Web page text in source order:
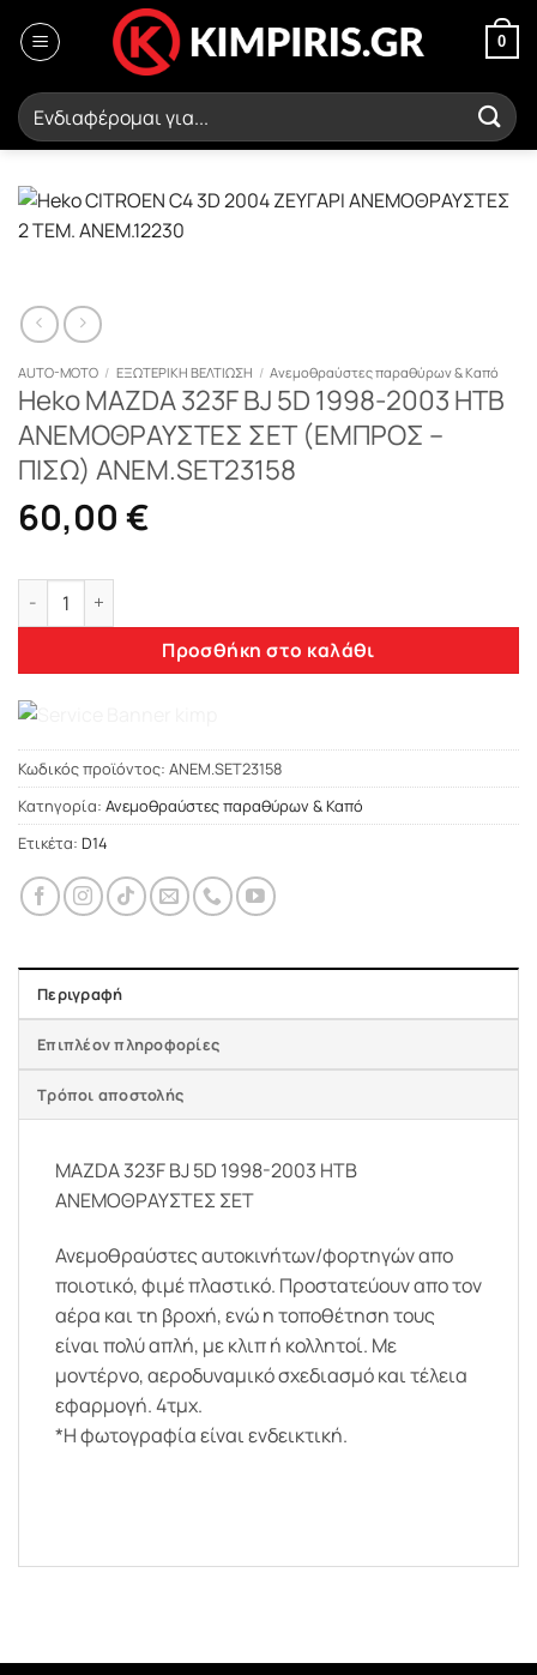
στο
0
Αναζήτηση
για:
AUTO-MOTO / ΕΞΩΤΕΡΙΚΗ ΒΕΛΤΙΩΣΗ / Ανεμοθραύστες παραθύρων & Καπό
Heko MAZDA 323F BJ 5D 1998-2003 HTB
ΑΝΕΜΟΘΡΑΥΣΤΕΣ ΣΕΤ (ΕΜΠΡΟΣ –
ΠΙΣΩ) ΑΝΕΜ.SET23158
60,00 €
Heko MAZDA 323F BJ 5D 1998-2003 HTB ΑΝΕΜΟΘΡΑΥΣΤΕΣ
Προσθήκη στο καλάθι
Κωδικός προϊόντος: ΑΝΕΜ.SET23158
Κατηγορία: Ανεμοθραύστες παραθύρων & Καπό
Ετικέτα: D14
Περιγραφή
Επιπλέον πληροφορίες
Τρόποι αποστολής
MAZDA 323F BJ 5D 1998-2003 HTB
ΑΝΕΜΟΘΡΑΥΣΤΕΣ ΣΕΤ
Ανεμοθραύστες αυτοκινήτων/φορτηγών απο
ποιοτικό, φιμέ πλαστικό. Προστατεύουν απο τον
αέρα και τη βροχή, ενώ η τοποθέτηση τους
είναι πολύ απλή, με κλιπ ή κολλητοί. Με
μοντέρνο, αεροδυναμικό σχεδιασμό και τέλεια
εφαρμογή. 4τμχ.
*Η φωτογραφία είναι ενδεικτική.